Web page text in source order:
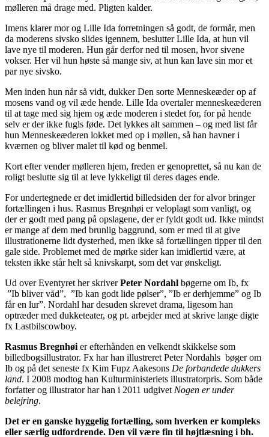
mølleren må drage med. Pligten kalder.
Imens klarer mor og Lille Ida forretningen så godt, de formår, men
da moderens sivsko slides igennem, beslutter Lille Ida, at hun vil
lave nye til moderen. Hun går derfor ned til mosen, hvor sivene
vokser. Her vil hun høste så mange siv, at hun kan lave sin mor et
par nye sivsko.
Men inden hun når så vidt, dukker Den sorte Menneskeæder op af
mosens vand og vil æde hende. Lille Ida overtaler menneskeæderen
til at tage med sig hjem og æde moderen i stedet for, for på hende
selv er der ikke fugls føde. Det lykkes alt sammen – og med list får
hun Menneskeæderen lokket med op i møllen, så han havner i
kværnen og bliver malet til kød og benmel.
Kort efter vender mølleren hjem, freden er genoprettet, så nu kan de
roligt beslutte sig til at leve lykkeligt til deres dages ende.
For undertegnede er det imidlertid billedsiden der for alvor bringer
fortællingen i hus. Rasmus Bregnhøi er veloplagt som vanligt, og
der er godt med pang på opslagene, der er fyldt godt ud. Ikke mindst
er mange af dem med brunlig baggrund, som er med til at give
illustrationerne lidt dysterhed, men ikke så fortællingen tipper til den
gale side. Problemet med de mørke sider kan imidlertid være, at
teksten ikke står helt så knivskarpt, som det var ønskeligt.
Ud over Eventyret her skriverPeter Nordahl bøgerne om Ib, fx
”Ib bliver våd”, ”Ib kan godt lide pølser”, ”Ib er derhjemme” og Ib
får en lur”. Nordahl har desuden skrevet drama, ligesom han
optræder med dukketeater, og pt. arbejder med at skrive lange digte
fx Lastbilscowboy.
Rasmus Bregnhøi er efterhånden en velkendt skikkelse som
billedbogsillustrator. Fx har han illustreret Peter Nordahls bøger om
Ib og på det seneste fx Kim Fupz Aakesons De forbandede dukkers
land. I 2008 modtog han Kulturministeriets illustratorpris. Som både
forfatter og illustrator har han i 2011 udgivet Nogen er under
belejring.
Det er en ganske hyggelig fortælling, som hverken er kompleks
eller særlig udfordrende. Den vil være fin til højtlæsning i bh.